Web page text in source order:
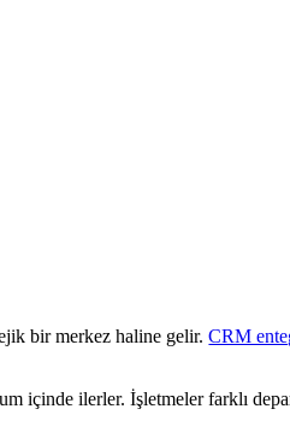
bir merkez haline gelir.CRM
içinde ilerler. İşletmeler farklı